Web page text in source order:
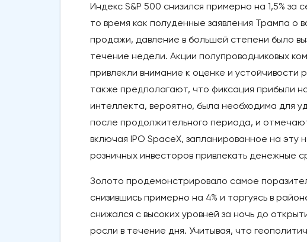
Индекс S&P 500 снизился примерно на 1,5%
то время как полуденные заявления Трампа о
продажи, давление в большей степени было
течение недели. Акции полупроводниковых
привлекли внимание к оценке и
также предполагают, что фиксация прибыли
интеллекта, вероятно, была необходима для
после продолжительного периода, и
включая IPO SpaceX, запланированное на
розничных инвесторов привлекать денежные
Золото продемонстрировало самое
снизившись примерно на 4% и торгуясь в
снижался с высоких уровней за ночь до
росли в течение дня. Учитывая, что